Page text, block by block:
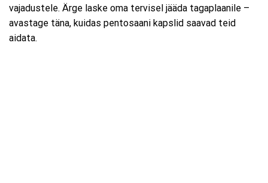
vajadustele. Ärge laske oma tervisel jääda tagaplaanile –
avastage täna, kuidas pentosaani kapslid saavad teid
aidata.